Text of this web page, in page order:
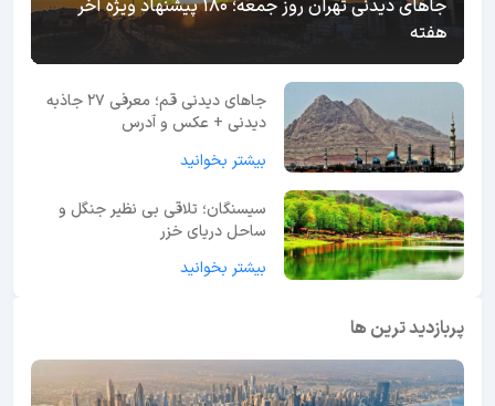
جاهای دیدنی تهران روز جمعه؛ 180 پیشنهاد ویژه آخر
هفته
جاهای دیدنی قم؛ معرفی 27 جاذبه
دیدنی + عکس و آدرس
بیشتر بخوانید
سیسنگان؛ تلاقی بی نظیر جنگل و
ساحل دریای خزر
بیشتر بخوانید
پربازدید ترین ها